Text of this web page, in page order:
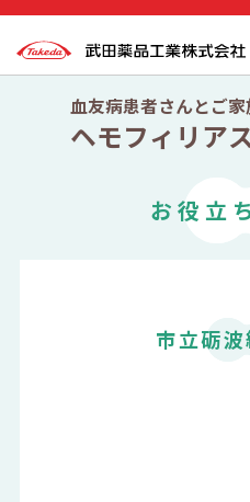
血友病患者さんとご
ヘモフィリア
お役立
市立砺